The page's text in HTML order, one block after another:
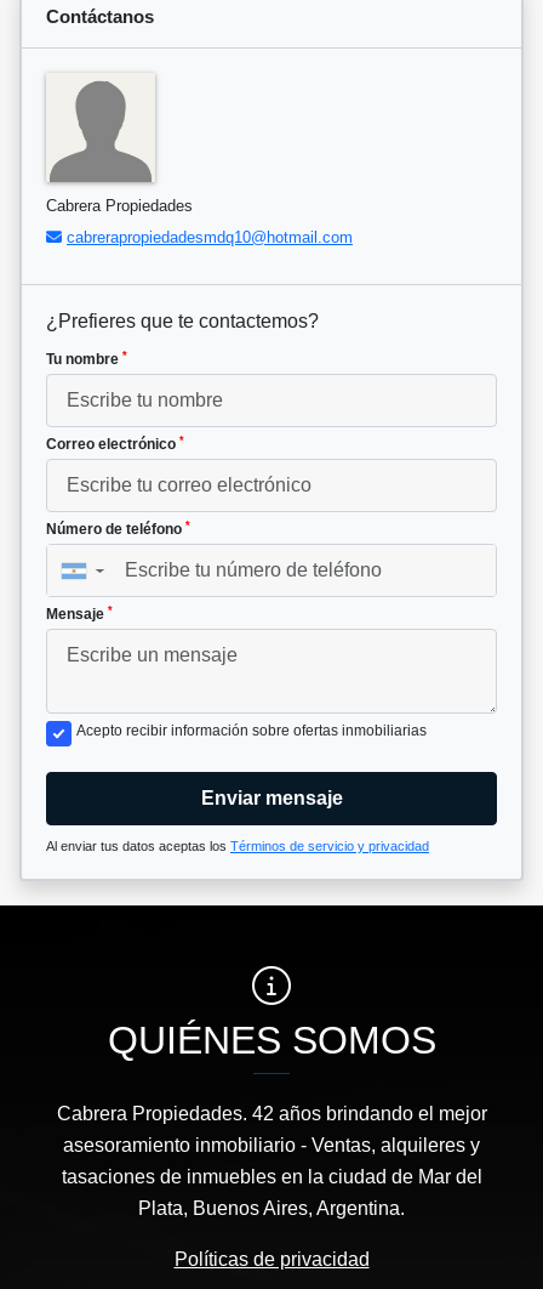
Contáctanos
Cabrera Propiedades
cabrerapropiedadesmdq10@hotmail.com
¿Prefieres que te contactemos?
Tu nombre *
Correo electrónico *
Número de teléfono *
▼
Mensaje *
Acepto recibir información sobre ofertas inmobiliarias
Enviar mensaje
Al enviar tus datos aceptas los Términos de servicio y privacidad
QUIÉNES SOMOS
Cabrera Propiedades. 42 años brindando el mejor
asesoramiento inmobiliario - Ventas, alquileres y
tasaciones de inmuebles en la ciudad de Mar del
Plata, Buenos Aires, Argentina.
Políticas de privacidad